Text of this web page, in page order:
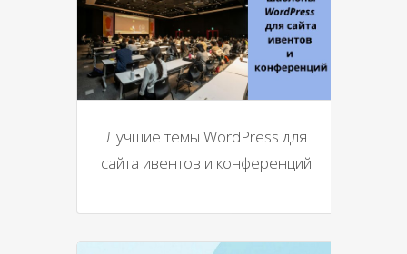
Лучшие темы WordPress для
сайта ивентов и конференций